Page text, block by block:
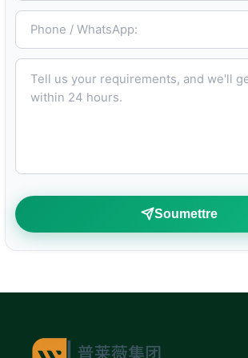
Phone / WhatsApp:
Tell us your requirements, and we'll get back to you
Soumettre